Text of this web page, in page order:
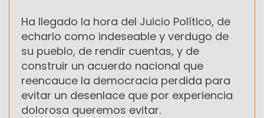
Ha llegado la hora del Juicio Político, de
echarlo como indeseable y verdugo de
su pueblo, de rendir cuentas, y de
construir un acuerdo nacional que
reencauce la democracia perdida para
evitar un desenlace que por experiencia
dolorosa queremos evitar.